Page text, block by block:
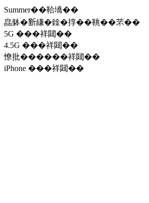
Summer��鞈墧��
皛躰�𣂷縑�鍂�㨃��鞉��芣��
5G ���祥閮��
4.5G ���祥閮��
憭批������祥閮��
iPhone ���祥閮��